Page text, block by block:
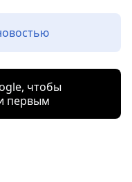
чтобы
первым